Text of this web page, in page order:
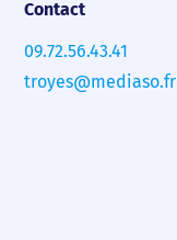
Contact
09.72.56.43.41
troyes@mediaso.fr